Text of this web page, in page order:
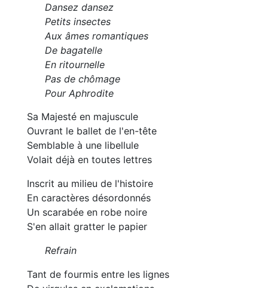
Dansez dansez
Petits insectes
Aux âmes romantiques
De bagatelle
En ritournelle
Pas de chômage
Pour Aphrodite
Sa Majesté en majuscule
Ouvrant le ballet de l'en-tête
Semblable à une libellule
Volait déjà en toutes lettres
Inscrit au milieu de l'histoire
En caractères désordonnés
Un scarabée en robe noire
S'en allait gratter le papier
Refrain
Tant de fourmis entre les lignes